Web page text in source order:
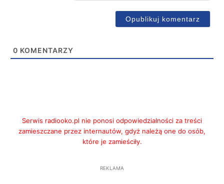
0 KOMENTARZY
Serwis radiooko.pl nie ponosi odpowiedzialności za treści
zamieszczane przez internautów, gdyż należą one do osób,
które je zamieściły.
REKLAMA